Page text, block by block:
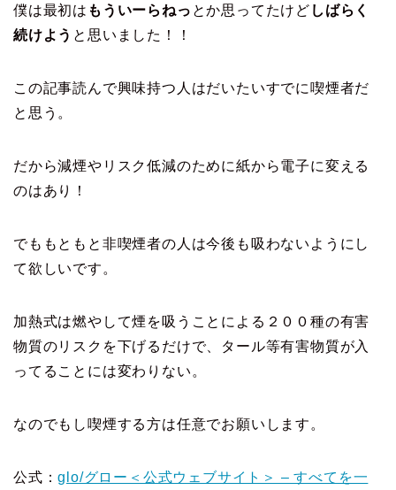
僕は最初は もういーらねっ とか思ってたけど しばらく
続けよう と思いました！！
この記事読んで興味持つ人はだいたいすでに喫煙者だ
と思う。
だから減煙やリスク低減のために紙から電子に変える
のはあり！
でももともと非喫煙者の人は今後も吸わないようにし
て欲しいです。
加熱式は燃やして煙を吸うことによる２００種の有害
物質のリスクを下げるだけで、タール等有害物質が入
ってることには変わりない。
なのでもし喫煙する方は任意でお願いします。
公式：glo/グロー＜公式ウェブサイト＞ – すべてを一